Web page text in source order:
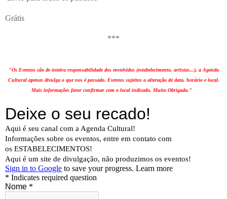
Grátis
***
"Os Eventos são de inteira responsabilidade dos envolvidos (estabelecimento, artistas...), a Agenda
Cultural apenas divulga o que nos é passado. Eventos sujeitos a alteração de data, horário e local.
Mais informações favor confirmar com o local indicado. Muito Obrigada."